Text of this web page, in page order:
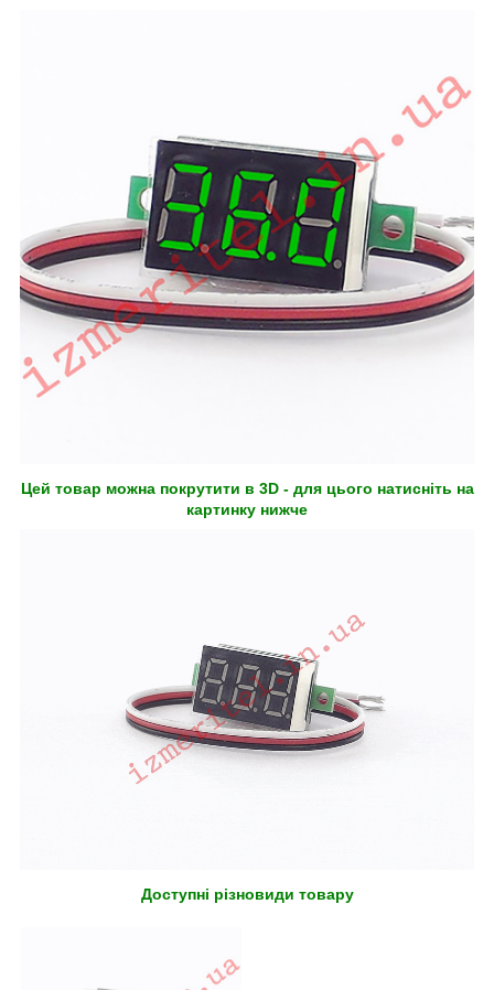
Цей товар можна покрутити в 3D - для цього натисніть на
картинку нижче
Доступні різновиди товару